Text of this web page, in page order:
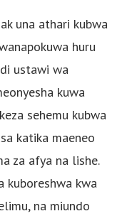
una athari kubwa
huru
ustawi wa
kuwa
sehemu kubwa
katika maeneo
za afya na lishe.
kuboreshwa kwa
na miundo